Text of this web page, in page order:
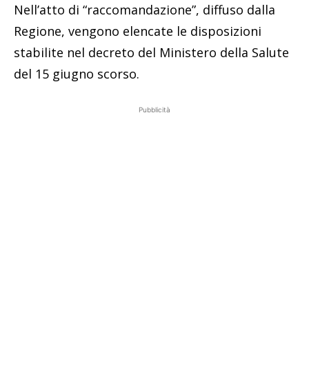
Nell’atto di “raccomandazione”, diffuso dalla
Regione, vengono elencate le disposizioni
stabilite nel decreto del Ministero della Salute
del 15 giugno scorso.
Pubblicità